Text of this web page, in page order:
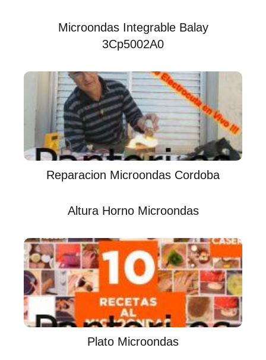
Microondas Integrable Balay
3Cp5002A0
Reparacion Microondas Cordoba
Altura Horno Microondas
Plato Microondas